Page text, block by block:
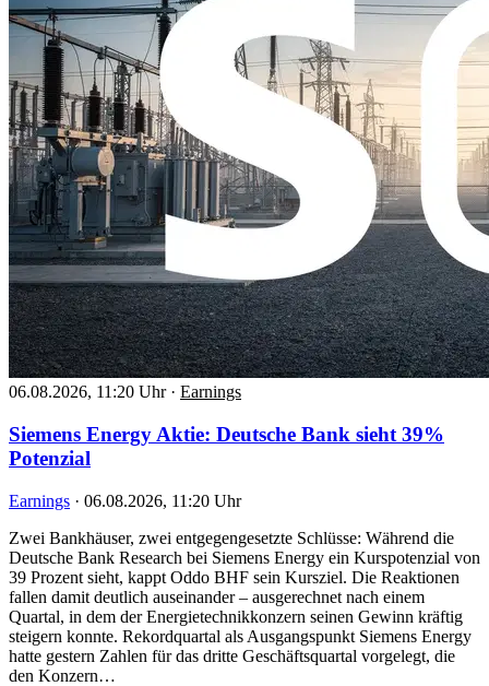
06.08.2026, 11:20 Uhr · Earnings
Siemens Energy Aktie: Deutsche Bank sieht 39%
Potenzial
Earnings · 06.08.2026, 11:20 Uhr
Zwei Bankhäuser, zwei entgegengesetzte Schlüsse: Während die
Deutsche Bank Research bei Siemens Energy ein Kurspotenzial von
39 Prozent sieht, kappt Oddo BHF sein Kursziel. Die Reaktionen
fallen damit deutlich auseinander – ausgerechnet nach einem
Quartal, in dem der Energietechnikkonzern seinen Gewinn kräftig
steigern konnte. Rekordquartal als Ausgangspunkt Siemens Energy
hatte gestern Zahlen für das dritte Geschäftsquartal vorgelegt, die
den Konzern…